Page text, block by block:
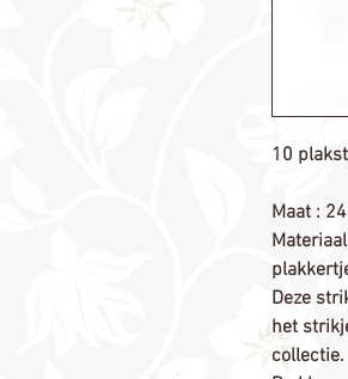
10
Maat :
Materiaal
Deze
het
collectie.